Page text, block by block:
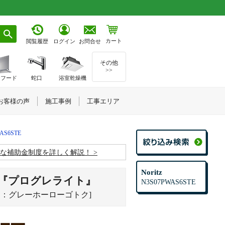
Noritz
N3S07PWAS6STE
閲覧履歴 ログイン お問合せ カート
補助金制度を詳しく解説！
プログレライト』
グレーホーローゴトク]
ード 蛇口 浴室乾燥機
その他
>>
客様の声 施工事例 工事エリア